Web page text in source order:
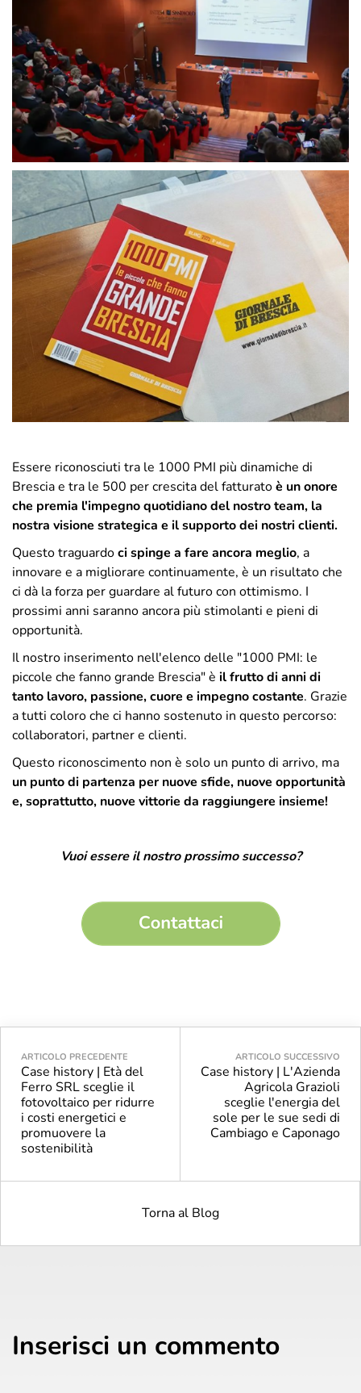
Essere riconosciuti tra le 1000 PMI più dinamiche di
Brescia e tra le 500 per crescita del fatturatoè un onore
che premia l'impegno quotidiano del nostro team, la
nostra visione strategica e il supporto dei nostri clienti.
Questo traguardoci spinge a fare ancora meglio, a
innovare e a migliorare continuamente, è un risultato che
ci dà la forza per guardare al futuro con ottimismo. I
prossimi anni saranno ancora più stimolanti e pieni di
opportunità.
Il nostro inserimento nell'elenco delle "1000 PMI: le
piccole che fanno grande Brescia" è il frutto di anni di
tanto lavoro, passione, cuore e impegno costante. Grazie
a tutti coloro che ci hanno sostenuto in questo percorso:
collaboratori, partner e clienti.
Questo riconoscimento non è solo un punto di arrivo, ma
un punto di partenza per nuove sfide, nuove opportunità
e, soprattutto, nuove vittorie da raggiungere insieme!
Vuoi essere il nostro prossimo successo?
ARTICOLO PRECEDENTE
Case history | Età del
Ferro SRL sceglie il
fotovoltaico per ridurre
i costi energetici e
promuovere la
sostenibilità
Torna al Blog
ARTICOLO SUCCESSIVO
Case history | L'Azienda
Agricola Grazioli
sceglie l'energia del
sole per le sue sedi di
Cambiago e Caponago
Inserisci un commento